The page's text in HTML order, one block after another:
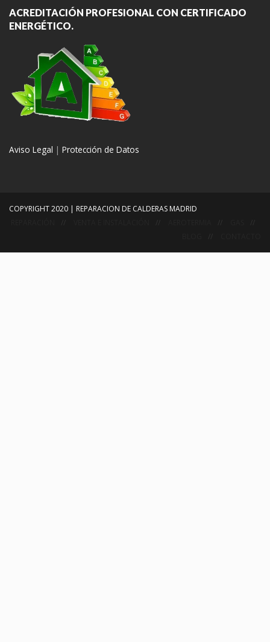
ACREDITACIÓN PROFESIONAL CON CERTIFICADO
ENERGÉTICO.
Aviso Legal | Protección de Datos
COPYRIGHT 2020 | REPARACION DE CALDERAS MADRID